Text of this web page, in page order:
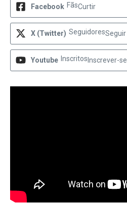
Facebook FãsCurtir
X (Twitter) SeguidoresSeguir
Youtube Inscritos Inscrever-se